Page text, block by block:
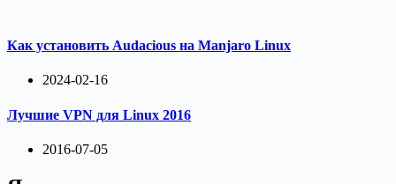
Как установить Audacious на Manjaro Linux
2024-02-16
Лучшие VPN для Linux 2016
2016-07-05